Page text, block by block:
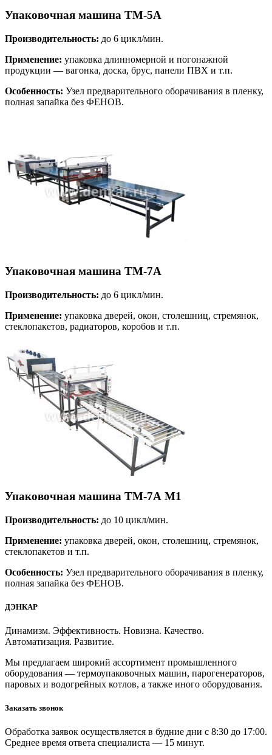
Упаковочная машина ТМ-5А
Производительность: до 6 цикл/мин.
Применение: упаковка длинномерной и погонажной
продукции — вагонка, доска, брус, панели ПВХ и т.п.
Особенность: Узел предварительного оборачивания в пленку,
полная запайка без ФЕНОВ.
Упаковочная машина ТМ-7А
Производительность: до 6 цикл/мин.
Применение: упаковка дверей, окон, столешниц, стремянок,
стеклопакетов, радиаторов, коробов и т.п.
Упаковочная машина ТМ-7А М1
Производительность: до 10 цикл/мин.
Применение: упаковка дверей, окон, столешниц, стремянок,
стеклопакетов и т.п.
Особенность: Узел предварительного оборачивания в пленку,
полная запайка без ФЕНОВ.
ДЭНКАР
Динамизм. Эффективность. Новизна. Качество.
Автоматизация. Развитие.
Мы предлагаем широкий ассортимент промышленного
оборудования — термоупаковочных машин, парогенераторов,
паровых и водогрейных котлов, а также иного оборудования.
Заказать звонок
Обработка заявок осуществляется в будние дни с 8:30 до 17:00.
Среднее время ответа специалиста — 15 минут.